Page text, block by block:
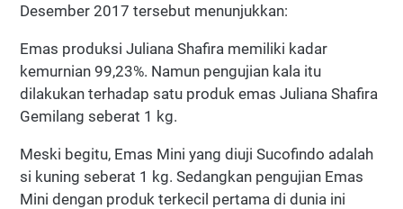
Desember 2017 tersebut menunjukkan:
Emas produksi Juliana Shafira memiliki kadar
kemurnian 99,23%. Namun pengujian kala itu
dilakukan terhadap satu produk emas Juliana Shafira
Gemilang seberat 1 kg.
Meski begitu, Emas Mini yang diuji Sucofindo adalah
si kuning seberat 1 kg. Sedangkan pengujian Emas
Mini dengan produk terkecil pertama di dunia ini